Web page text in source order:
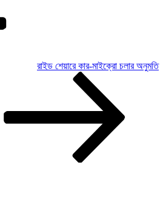
রাইড শেয়ারে কার-মাইক্রো চলার অনুমতি